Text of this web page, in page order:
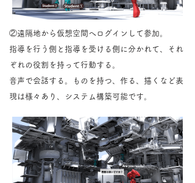
②遠隔地から仮想空間へログインして参加。
指導を行う側と指導を受ける側に分かれて、それ
ぞれの役割を持って行動する。
​音声で会話する。ものを持つ、作る、描くなど表
現は様々あり、システム構築可能です。